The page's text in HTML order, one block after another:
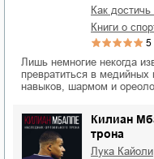
как
книги о
5
Лишь немногие некогда
превратиться в
навыков, шармом и
Килиан
трона
Лука Кайоли